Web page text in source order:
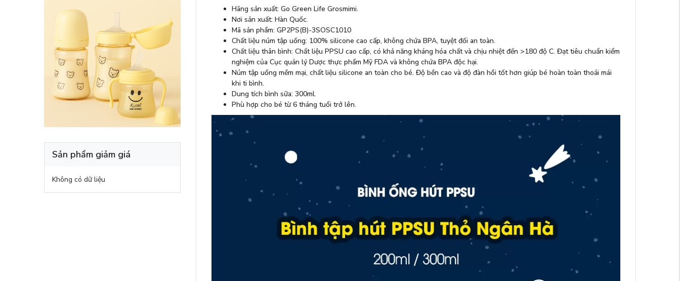
Sản phẩm giảm giá
Không có dữ liệu
Hãng sản xuất: Go Green Life Grosmimi.
Nơi sản xuất: Hàn Quốc.
Mã sản phẩm: GP2PS(B)-3SOSC1010
Chất liệu núm tập uống: 100% silicone cao cấp, không chứa BPA, tuyệt đối an toàn.
Chất liệu thân bình: Chất liệu PPSU cao cấp, có khả năng kháng hóa chất và chịu nhiệt đến >180 độ C. Đạt tiêu chuẩn kiểm
nghiệm của Cục quản lý Dược thực phẩm Mỹ FDA và không chứa BPA độc hại.
Núm tập uống mềm mại, chất liệu silicone an toàn cho bé. Độ bền cao và độ đàn hồi tốt hơn giúp bé hoàn toàn thoải mái
khi ti bình.
Dung tích bình sữa: 300ml.
Phù hợp cho bé từ 6 tháng tuổi trở lên.